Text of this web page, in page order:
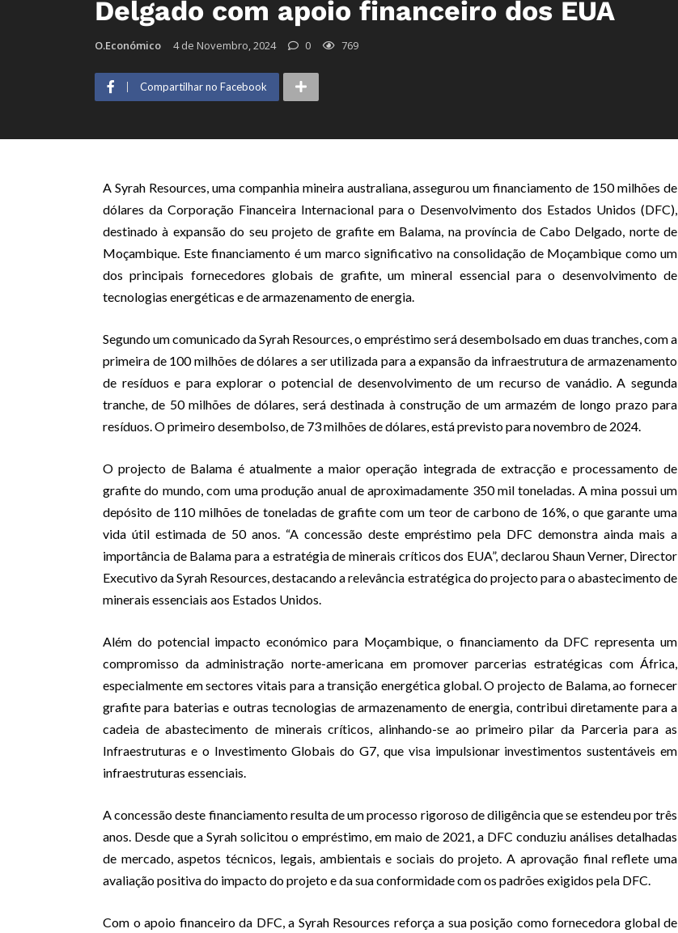
Delgado com apoio financeiro dos EUA
O.Económico 4 de Novembro, 2024 0 769
Compartilhar no Facebook
A Syrah Resources, uma companhia mineira australiana, assegurou um financiamento de 150 milhões de
dólares da Corporação Financeira Internacional para o Desenvolvimento dos Estados Unidos (DFC),
destinado à expansão do seu projeto de grafite em Balama, na província de Cabo Delgado, norte de
Moçambique. Este financiamento é um marco significativo na consolidação de Moçambique como um
dos principais fornecedores globais de grafite, um mineral essencial para o desenvolvimento de
tecnologias energéticas e de armazenamento de energia.
Segundo um comunicado da Syrah Resources, o empréstimo será desembolsado em duas tranches, com a
primeira de 100 milhões de dólares a ser utilizada para a expansão da infraestrutura de armazenamento
de resíduos e para explorar o potencial de desenvolvimento de um recurso de vanádio. A segunda
tranche, de 50 milhões de dólares, será destinada à construção de um armazém de longo prazo para
resíduos. O primeiro desembolso, de 73 milhões de dólares, está previsto para novembro de 2024.
O projecto de Balama é atualmente a maior operação integrada de extracção e processamento de
grafite do mundo, com uma produção anual de aproximadamente 350 mil toneladas. A mina possui um
depósito de 110 milhões de toneladas de grafite com um teor de carbono de 16%, o que garante uma
vida útil estimada de 50 anos. “A concessão deste empréstimo pela DFC demonstra ainda mais a
importância de Balama para a estratégia de minerais críticos dos EUA”, declarou Shaun Verner, Director
Executivo da Syrah Resources, destacando a relevância estratégica do projecto para o abastecimento de
minerais essenciais aos Estados Unidos.
Além do potencial impacto económico para Moçambique, o financiamento da DFC representa um
compromisso da administração norte-americana em promover parcerias estratégicas com África,
especialmente em sectores vitais para a transição energética global. O projecto de Balama, ao fornecer
grafite para baterias e outras tecnologias de armazenamento de energia, contribui diretamente para a
cadeia de abastecimento de minerais críticos, alinhando-se ao primeiro pilar da Parceria para as
Infraestruturas e o Investimento Globais do G7, que visa impulsionar investimentos sustentáveis em
infraestruturas essenciais.
A concessão deste financiamento resulta de um processo rigoroso de diligência que se estendeu por três
anos. Desde que a Syrah solicitou o empréstimo, em maio de 2021, a DFC conduziu análises detalhadas
de mercado, aspetos técnicos, legais, ambientais e sociais do projeto. A aprovação final reflete uma
avaliação positiva do impacto do projeto e da sua conformidade com os padrões exigidos pela DFC.
Com o apoio financeiro da DFC, a Syrah Resources reforça a sua posição como fornecedora global de